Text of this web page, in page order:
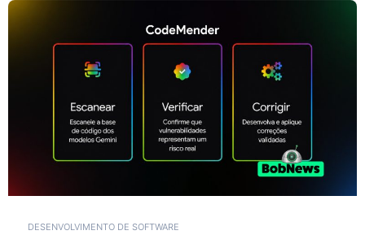
GOOGLE WORKSPACE INTELIGÊNCIA ARTIFICIAL